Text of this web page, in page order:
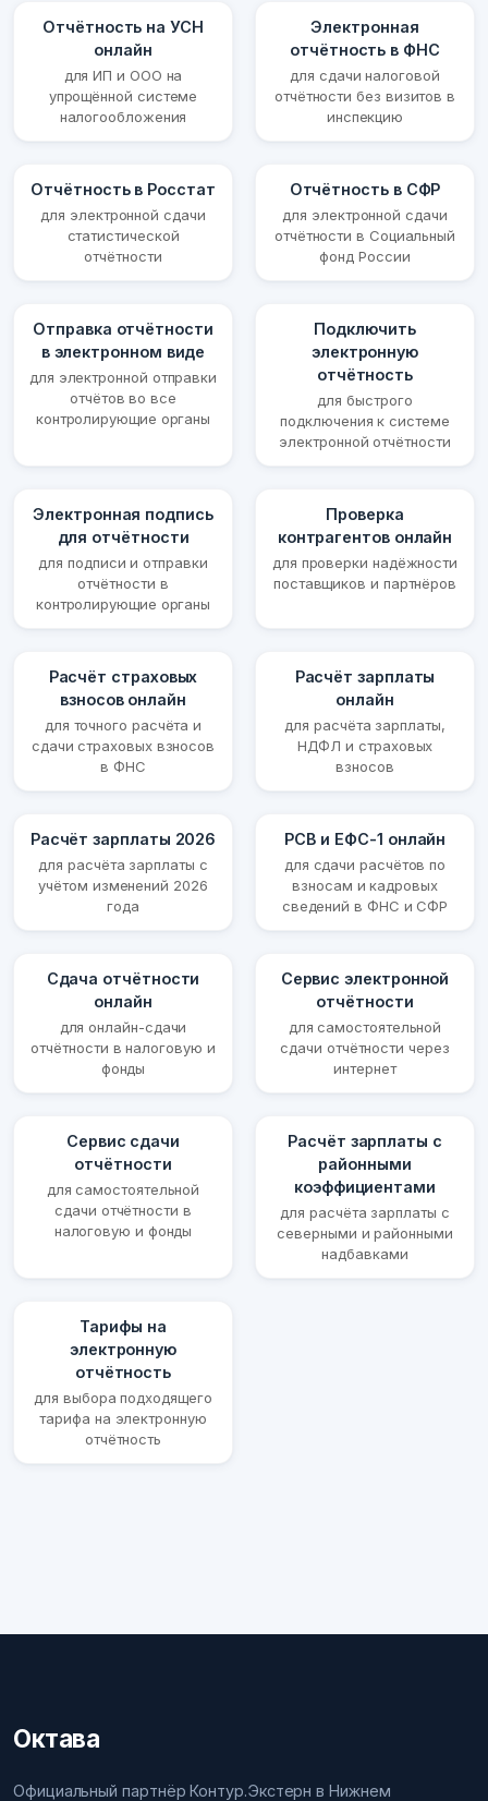
Отчётность на УСН
онлайн
для ИП и ООО на
упрощённой системе
налогообложения
Электронная
отчётность в ФНС
для сдачи налоговой
отчётности без визитов в
инспекцию
Отчётность в Росстат
для электронной сдачи
статистической
отчётности
Отчётность в СФР
для электронной сдачи
отчётности в Социальный
фонд России
Отправка отчётности
в электронном виде
для электронной отправки
отчётов во все
контролирующие органы
Подключить
электронную
отчётность
для быстрого
подключения к системе
электронной отчётности
Электронная подпись
для отчётности
для подписи и отправки
отчётности в
контролирующие органы
Проверка
контрагентов онлайн
для проверки надёжности
поставщиков и партнёров
Расчёт страховых
взносов онлайн
для точного расчёта и
сдачи страховых взносов
в ФНС
Расчёт зарплаты
онлайн
для расчёта зарплаты,
НДФЛ и страховых
взносов
Расчёт зарплаты 2026
для расчёта зарплаты с
учётом изменений 2026
года
РСВ и ЕФС-1 онлайн
для сдачи расчётов по
взносам и кадровых
сведений в ФНС и СФР
Сдача отчётности
онлайн
для онлайн-сдачи
отчётности в налоговую и
фонды
Сервис электронной
отчётности
для самостоятельной
сдачи отчётности через
интернет
Сервис сдачи
отчётности
для самостоятельной
сдачи отчётности в
налоговую и фонды
Расчёт зарплаты с
районными
коэффициентами
для расчёта зарплаты с
северными и районными
надбавками
Тарифы на
электронную
отчётность
для выбора подходящего
тарифа на электронную
отчётность
Октава
Официальный партнёр Контур.Экстерн в Нижнем